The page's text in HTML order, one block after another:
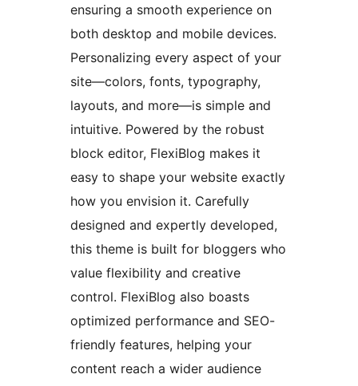
ensuring a smooth experience on
both desktop and mobile devices.
Personalizing every aspect of your
site—colors, fonts, typography,
layouts, and more—is simple and
intuitive. Powered by the robust
block editor, FlexiBlog makes it
easy to shape your website exactly
how you envision it. Carefully
designed and expertly developed,
this theme is built for bloggers who
value flexibility and creative
control. FlexiBlog also boasts
optimized performance and SEO-
friendly features, helping your
content reach a wider audience